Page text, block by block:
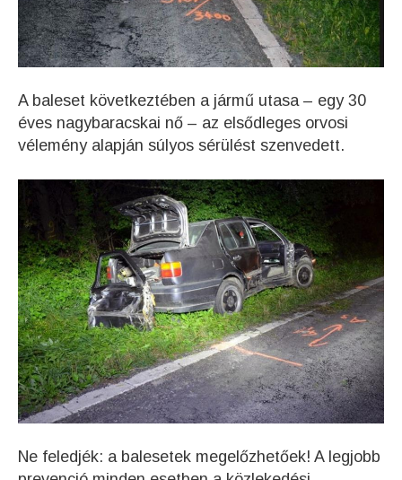
A baleset következtében a jármű utasa – egy 30
éves nagybaracskai nő – az elsődleges orvosi
vélemény alapján súlyos sérülést szenvedett.
Ne feledjék: a balesetek megelőzhetőek! A legjobb